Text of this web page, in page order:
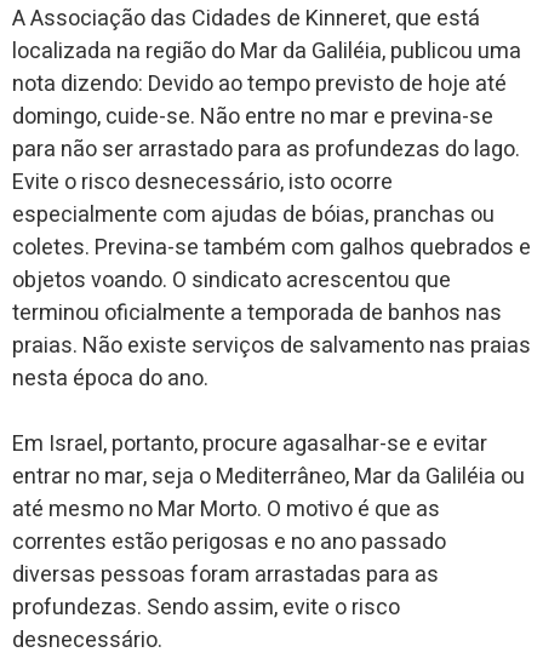
A Associação das Cidades de Kinneret, que está
localizada na região do Mar da Galiléia, publicou uma
nota dizendo: Devido ao tempo previsto de hoje até
domingo, cuide-se. Não entre no mar e previna-se
para não ser arrastado para as profundezas do lago.
Evite o risco desnecessário, isto ocorre
especialmente com ajudas de bóias, pranchas ou
coletes. Previna-se também com galhos quebrados e
objetos voando. O sindicato acrescentou que
terminou oficialmente a temporada de banhos nas
praias. Não existe serviços de salvamento nas praias
nesta época do ano.
Em Israel, portanto, procure agasalhar-se e evitar
entrar no mar, seja o Mediterrâneo, Mar da Galiléia ou
até mesmo no Mar Morto. O motivo é que as
correntes estão perigosas e no ano passado
diversas pessoas foram arrastadas para as
profundezas. Sendo assim, evite o risco
desnecessário.